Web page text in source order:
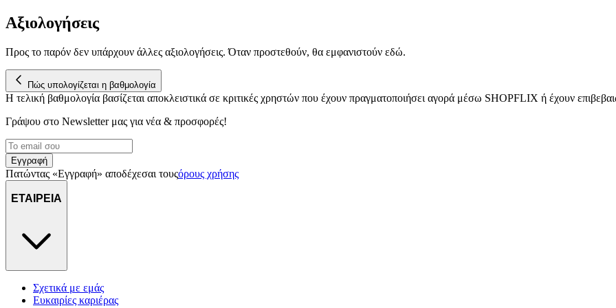
Αξιολογήσεις
Προς το παρόν δεν υπάρχουν άλλες αξιολογήσεις. Όταν προστεθούν, θα εμφανιστούν εδώ.
Πώς υπολογίζεται η βαθμολογία
Η τελική βαθμολογία βασίζεται αποκλειστικά σε κριτικές χρηστών που έχουν πραγματοποιήσει αγορά μέσω SHOPFLIX ή έχουν
Γράψου στο Νewsletter μας για νέα & προσφορές!
Εγγραφή
Πατώντας «Εγγραφή» αποδέχεσαι τουςόρους χρήσης
ΕΤΑΙΡΕΙΑ
Σχετικά με εμάς
Ευκαιρίες καριέρας